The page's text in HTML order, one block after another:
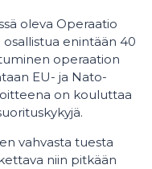
oleva Operaatio
enintään 40
operaation
EU- ja Nato-
on kouluttaa
vahvasta tuesta
niin pitkään